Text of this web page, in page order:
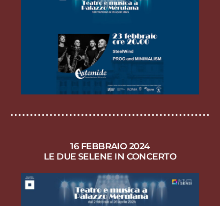
16 FEBBRAIO 2024
LE DUE SELENE IN CONCERTO